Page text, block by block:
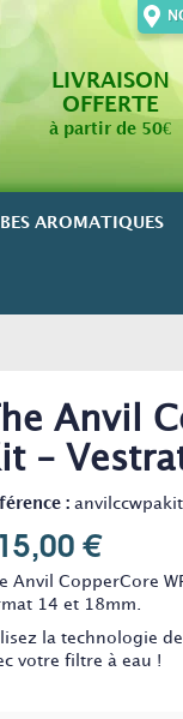
LIVRAISON
OFFERTE
à partir de 50€
AROMATIQUES
Anvil
-
: anvilccwpakit
€
Anvil CopperCore
14 et 18mm.
la technologie
votre filtre à eau !